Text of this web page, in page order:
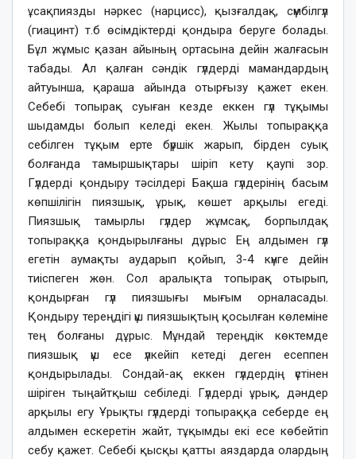
ұсақпиязды нәркес (нарцисс), қызғалдақ, сүмбілгүл
(гиацинт) т.б өсімдіктерді қондыра беруге болады.
Бұл жұмыс қазан айының ортасына дейін жалғасын
табады. Ал қалған сәндік гүлдерді мамандардың
айтуынша, қараша айында отырғызу қажет екен.
Себебі топырақ суыған кезде еккен гүл тұқымы
шыдамды болып келеді екен. Жылы топыраққа
себілген тұқым ерте бүршік жарып, бірден суық
болғанда тамыршықтары шіріп кету қаупі зор.
Гүлдерді қондыру тәсілдері Бақша гүлдерінің басым
көпшілігін пиязшық, ұрық, көшет арқылы егеді.
Пиязшық тамырлы гүлдер жұмсақ, борпылдақ
топыраққа қондырылғаны дұрыс Ең алдымен гүл
егетін аумақты аударып қойып, 3-4 күнге дейін
тиіспеген жөн. Сол аралықта топырақ отырып,
қондырған гүл пиязшығы мығым орналасады.
Қондыру тереңдігі үш пиязшықтың қосылған көлеміне
тең болғаны дұрыс. Мұндай тереңдік көктемде
пиязшық үш есе үлкейіп кетеді деген есеппен
қондырылады. Сондай-ақ еккен гүлдердің үстінен
шіріген тыңайтқыш себіледі. Гүлдерді ұрық, дәндер
арқылы егу Ұрықты гүлдерді топыраққа себерде ең
алдымен ескеретін жайт, тұқымды екі есе көбейтіп
себу қажет. Себебі қысқы қатты аяздарда олардың